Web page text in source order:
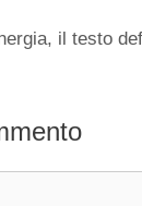
il testo